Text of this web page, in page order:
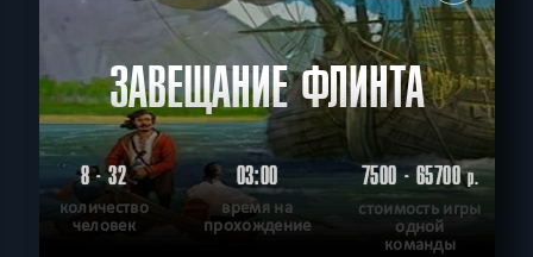
ЗАВЕЩАНИЕ ФЛИНТА
8 - 32
количество
человек
03:00
время на
прохождение
7500 - 65700р.
стоимость игры
одной
команды